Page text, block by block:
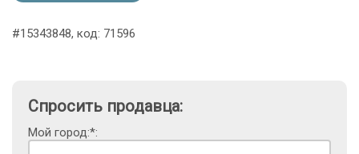
#15343848, код: 71596
Спросить продавца:
Мой город:*: